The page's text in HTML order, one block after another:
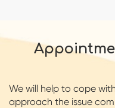
We will help to cope
approach the issue